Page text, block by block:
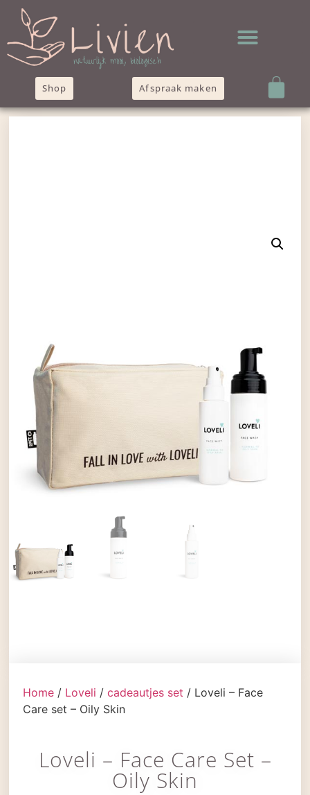
Shop Afspraak maken
Home / Loveli /cadeautjes set / Loveli – Face
Care set – Oily Skin
Loveli – Face Care Set –
Oily Skin